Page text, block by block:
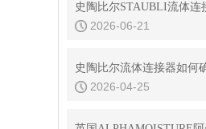
2026-06-21
2026-04-25